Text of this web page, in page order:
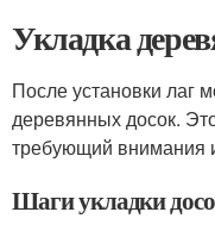
Укладка
После установки лаг
деревянных досок.
требующий внимания
Шаги укладки